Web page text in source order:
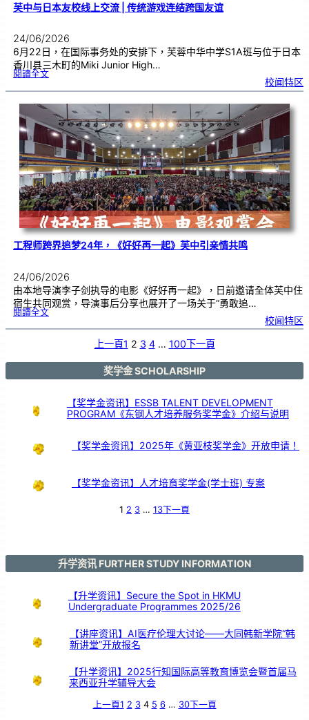
芙中与日本友校线上交流 | 传统游戏连结跨国友谊
24/06/2026
6月22日，在国际事务处的安排下，芙蓉中华中学S1A班与位于日本
香川县三木町的Miki Junior High…
閱讀全文:芙
日
友
校
线
上
流
|传
统
游
戏
连
结
跨
国
友
谊
校闻特区
工程师跨界追梦24年，《好好再一起》芙中引亲情共鸣
24/06/2026
由本地导演李子剑执导的电影《好好再一起》，日前邀请全体芙中住
宿生共同观赏，导演事后分享也展开了一场关于“勇敢追…
閱讀全文:工
跨
，
好
校闻特区
上一頁1 2 3 4 … 100下一頁
奖学金 SCHOLARSHIP
【奖学金资讯】ESSB TALENT DEVELOPMENT
PROGRAM《东钢人才培养服务奖学金》介绍与说明
【奖学金资讯】2025年《黄亚枝奖学金》开放申请！
【奖学金资讯】人才培育奖学金(学士班) 专案
1 2 3 … 13下一頁
升学资讯 FURTHER STUDY INFORMATION
【升学资讯】Secure the Spot in HKMU
Undergraduate Programmes 2025/26
【讲座资讯】AI医疗伦理大讨论——大同韩新学院“韩
新讲堂”开放报名
【升学资讯】2025行知国际高等教育博览会暨首届马
来西亚升学辅导大会
上一頁1 2 3 4 5 6 … 30下一頁